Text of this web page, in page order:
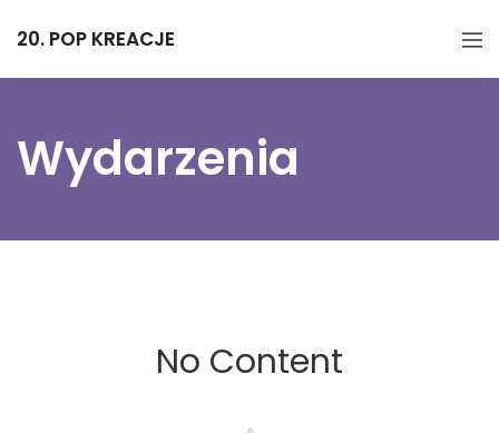
20. POP KREACJE
Wydarzenia
No Content